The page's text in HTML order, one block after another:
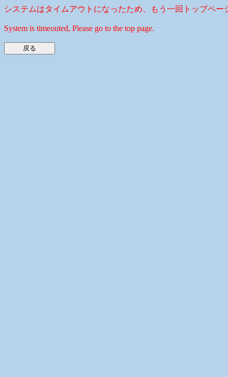
システムはタイムアウトになったため、もう一回トップペー
System is timeouted, Please go to the top page.